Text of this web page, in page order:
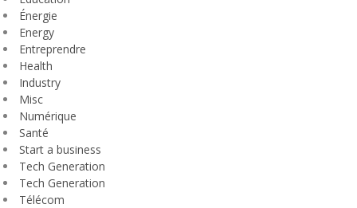
Énergie
Energy
Entreprendre
Health
Industry
Misc
Numérique
Santé
Start a business
Tech Generation
Tech Generation
Télécom